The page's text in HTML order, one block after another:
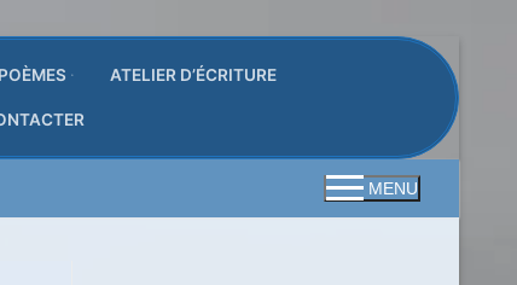
POÈMES ATELIER D’ÉCRITURE
MENU